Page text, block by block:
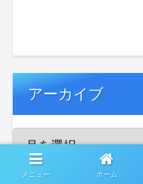
アーカイブ
メニュー ホーム